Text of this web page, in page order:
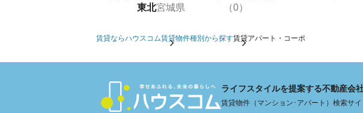
東北宮城県 （0）
賃貸ならハウスコム賃貸物件種別から探す賃貸アパート・コーポ
ライフスタイルを提案する不動産会
賃貸物件（マンション･アパート）検索サ